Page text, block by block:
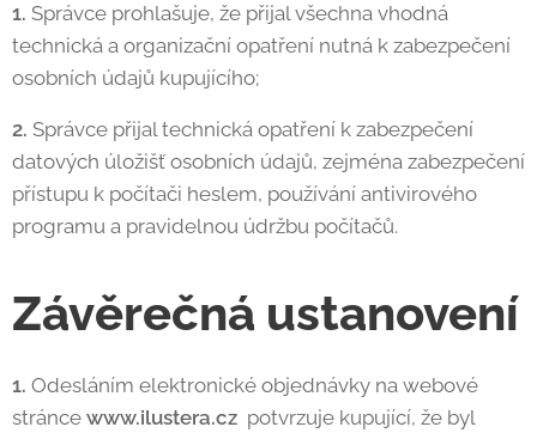
1. Správce prohlašuje, že přijal všechna vhodná
technická a organizační opatření nutná k zabezpečení
osobních údajů kupujícího;
2. Správce přijal technická opatření k zabezpečení
datových úložišť osobních údajů, zejména zabezpečení
přístupu k počítači heslem, používání antivirového
programu a pravidelnou údržbu počítačů.
Závěrečná ustanovení
1. Odesláním elektronické objednávky na webové
stránce www.ilustera.cz potvrzuje kupující, že byl